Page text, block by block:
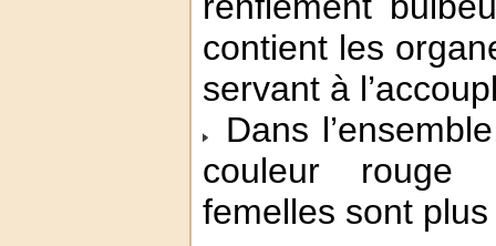
contient les
servant à
Dans
couleur rouge
femelles sont